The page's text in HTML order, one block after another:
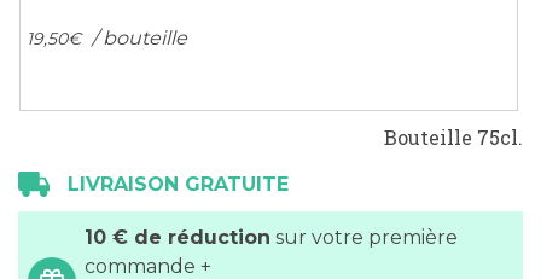
19,50€ / bouteille
Bouteille 75cl.
LIVRAISON GRATUITE
10 € de réduction sur votre première
commande +